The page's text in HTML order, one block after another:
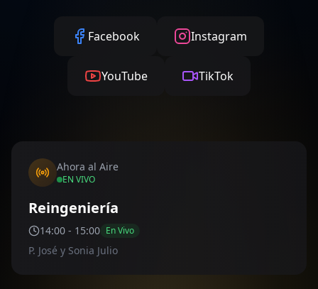
Facebook Instagram
YouTube TikTok
Ahora al Aire
EN VIVO
Reingeniería
14:00 - 15:00 En Vivo
P. José y Sonia Julio